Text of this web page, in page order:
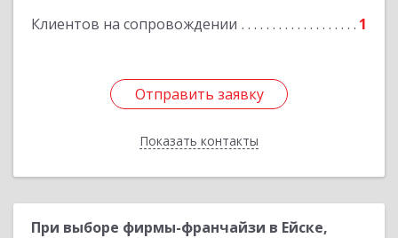
Клиентов на сопровождении 1
Отправить заявку
Показать контакты
Отправить заявку
Назад
При выборе фирмы-франчайзи в Ейске,